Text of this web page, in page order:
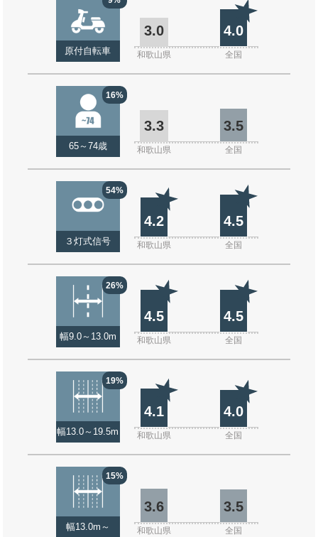
原付自転車
3.0 4.0
和歌山県 全国
16%
65～74歳
3.3 3.5
和歌山県 全国
54%
３灯式信号
4.2 4.5
和歌山県 全国
26%
幅9.0～13.0m
4.5 4.5
和歌山県 全国
19%
幅13.0～19.5m
4.1 4.0
和歌山県 全国
15%
幅13.0m～
3.6 3.5
和歌山県 全国